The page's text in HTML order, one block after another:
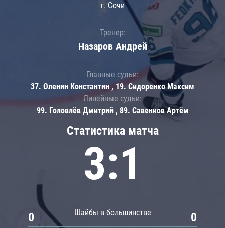
Статистика матча
3:1
Шайбы в большинстве
0 0
г. Сочи
Тренер:
Назаров Андрей
Главные судьи:
37. Оленин Константин , 19. Сидоренко Максим
Линейные судьи:
99. Головлёв Дмитрий , 89. Савенков Артём